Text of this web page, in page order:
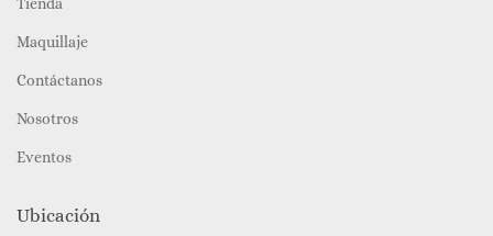
Maquillaje
Contáctanos
Nosotros
Eventos
Ubicación